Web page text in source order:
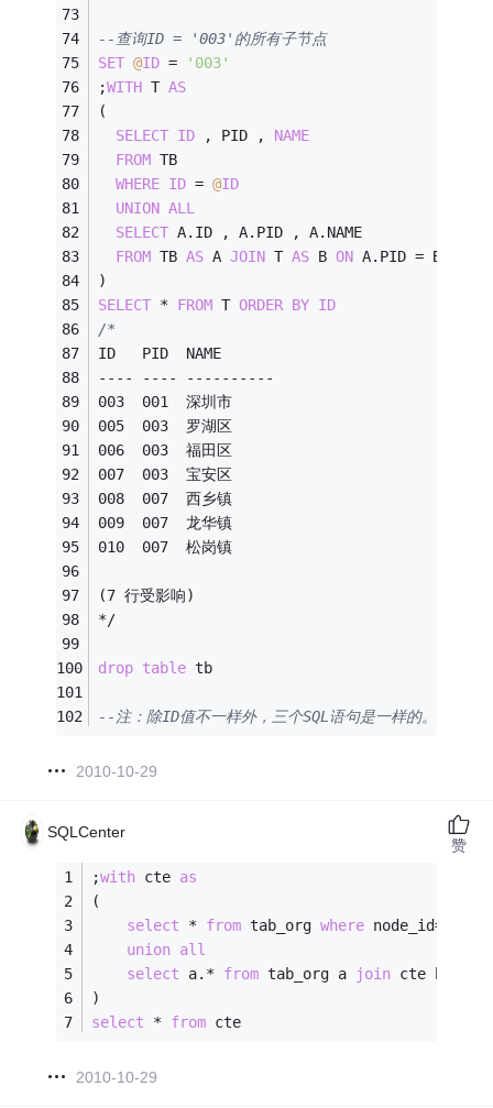
--查询ID = '003'的所有子节点
SET @ID =
'003'
;WITH T AS
(
SELECT ID , PID , NAME
FROM TB
WHERE ID = @ID
UNION ALL
SELECT A.ID , A.PID , A.NAME
FROM TB AS A JOIN T AS B ON A.PID = B.ID
)
SELECT * FROM T ORDER BY ID
/*
ID   PID  NAME
---- ---- ----------
003  001  深圳市
005  003  罗湖区
006  003  福田区
007  003  宝安区
008  007  西乡镇
009  007  龙华镇
010  007  松岗镇
(7 行受影响)
*/
drop table tb
--注：除ID值不一样外，三个SQL语句是一样的。
2010-10-29
SQLCenter
;with cte as
(
select
* from tab_org where node_id=
union all
select a. * from tab_org a join cte b
)
select
* from cte
2010-10-29
赞